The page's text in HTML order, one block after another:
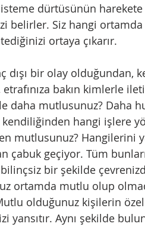
dürtüsünün
belirler. Siz hangi
ortaya çıkarır.
etrafınıza bakın kimlerle
daha mutlusunuz? Daha
kendiliğinden hangi işlere
mutlusunuz? Hangilerini
çabuk geçiyor. Tüm
bir şekilde
ortamda mutlu olup
olduğunuz kişilerin
yansıtır. Aynı şekilde